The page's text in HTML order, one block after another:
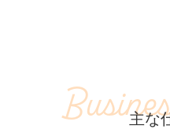
Busine
主な